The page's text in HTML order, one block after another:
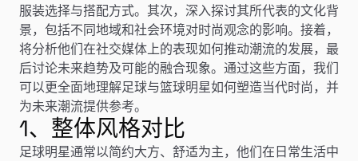
服装选择与搭配方式。其次，深入探讨其所代表的文化背
景，包括不同地域和社会环境对时尚观念的影响。接着，
将分析他们在社交媒体上的表现如何推动潮流的发展，最
后讨论未来趋势及可能的融合现象。通过这些方面，我们
可以更全面地理解足球与篮球明星如何塑造当代时尚，并
为未来潮流提供参考。
1、整体风格对比
足球明星通常以简约大方、舒适为主，他们在日常生活中